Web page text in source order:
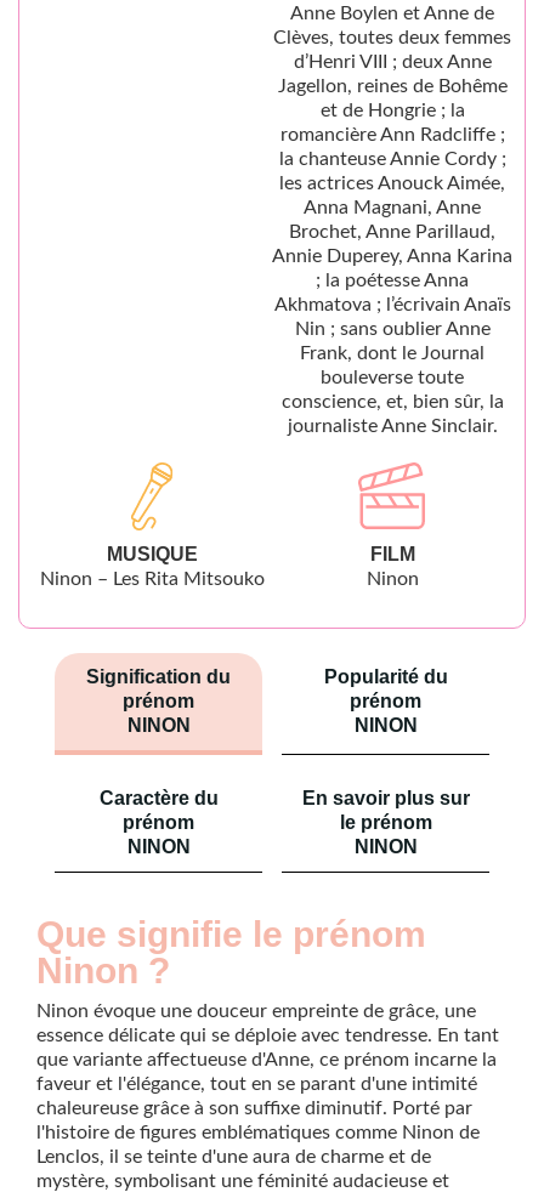
Anne Boylen et Anne de
Clèves, toutes deux femmes
d’Henri VIII ; deux Anne
Jagellon, reines de Bohême
et de Hongrie ; la
romancière Ann Radcliffe ;
la chanteuse Annie Cordy ;
les actrices Anouck Aimée,
Anna Magnani, Anne
Brochet, Anne Parillaud,
Annie Duperey, Anna Karina
; la poétesse Anna
Akhmatova ; l’écrivain Anaïs
Nin ; sans oublier Anne
Frank, dont le Journal
bouleverse toute
conscience, et, bien sûr, la
journaliste Anne Sinclair.
MUSIQUE
Ninon – Les Rita Mitsouko
FILM
Ninon
Signification du
prénom
NINON
Popularité du
prénom
NINON
Caractère du
prénom
NINON
En savoir plus sur
le prénom
NINON
Que signifie le prénom
Ninon ?
Ninon évoque une douceur empreinte de grâce, une
essence délicate qui se déploie avec tendresse. En tant
que variante affectueuse d'Anne, ce prénom incarne la
faveur et l'élégance, tout en se parant d'une intimité
chaleureuse grâce à son suffixe diminutif. Porté par
l'histoire de figures emblématiques comme Ninon de
Lenclos, il se teinte d'une aura de charme et de
mystère, symbolisant une féminité audacieuse et